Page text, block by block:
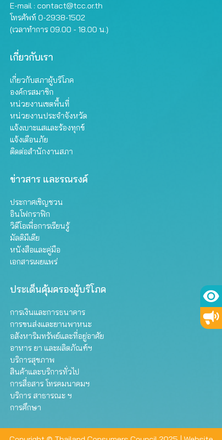
E-mail : contact@tcc.or.th
โทรศัพท์ 0-2938-1502
(เวลาทำการ 09.00 - 18.00 น.)
เกี่ยวกับเรา
เกี่ยวกับสภาผู้บริโภค
องค์กรสมาชิก
หน่วยงานเขตพื้นที่
หน่วยงานประจำจังหวัด
แจ้งเบาะแสและร้องทุกข์
แจ้งเตือนภัย
ติดต่อสำนักงานสภา
ข่าวสาร และรณรงค์
ประกาศเชิญชวน
อินโฟกราฟิก
วิดีโอเพื่อการเรียนรู้
มัลติมีเดีย
หนังสือและคู่มือ
เอกสารเผยแพร่
ประเด็นคุ้มครองผู้บริโภค
การเงินและการธนาคาร
การขนส่งและยานพาหนะ
อสังหาริมทรัพย์และที่อยู่อาศัย
อาหาร ยา และผลิตภัณฑ์ฯ
บริการสุขภาพ
สินค้าและบริการทั่วไป
การสื่อสาร โทรคมนาคมฯ
บริการ สาธารณะ ฯ
การศึกษา